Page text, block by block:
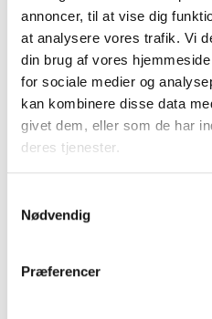
annoncer, til at vise dig
at analysere vores trafik. Vi
din brug af vores
for sociale medier og
kan kombinere disse data
givet dem, eller som de har
deres tjenester.
Nødvendig
Præferencer
med, at de almene beboere i
gennemsnittet er ældre end
bykommuner, da
diagnosticeret med type 2-
alderen. Aldersforskellen
delvist variationen i andelen
diabetes. Selv i
2-diabetes.
kommuner mellem
andel af beboere i den